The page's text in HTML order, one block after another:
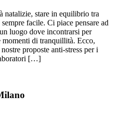
natalizie, stare in equilibrio tra
facile. Ci piace pensare ad
luogo dove incontrarsi per
di tranquillità. Ecco,
proposte anti-stress per i
[…]